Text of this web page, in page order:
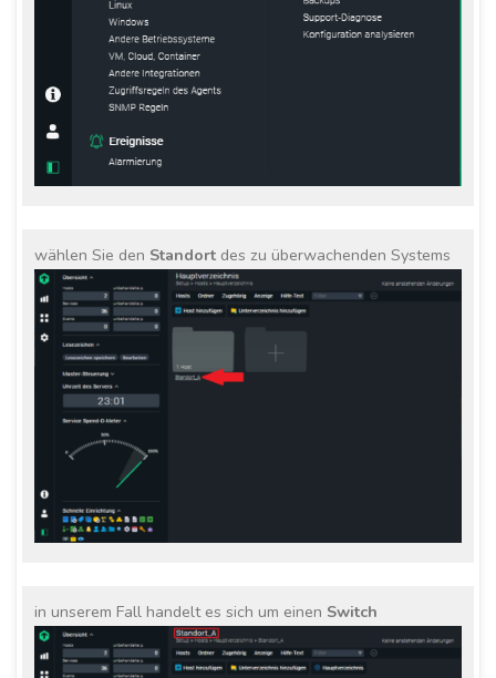
wählen Sie den Standort des zu überwachenden Systems
in unserem Fall handelt es sich um einen Switch